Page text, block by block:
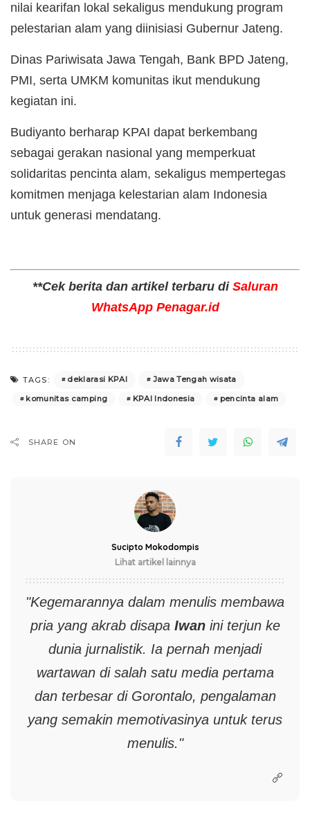
nilai kearifan lokal sekaligus mendukung program
pelestarian alam yang diinisiasi Gubernur Jateng.
Dinas Pariwisata Jawa Tengah, Bank BPD Jateng,
PMI, serta UMKM komunitas ikut mendukung
kegiatan ini.
Budiyanto berharap KPAI dapat berkembang
sebagai gerakan nasional yang memperkuat
solidaritas pencinta alam, sekaligus mempertegas
komitmen menjaga kelestarian alam Indonesia
untuk generasi mendatang.
**Cek berita dan artikel terbaru di Saluran
WhatsApp Penagar.id
TAGS: deklarasi KPAI
Jawa Tengah wisata
komunitas camping
KPAI Indonesia pencinta alam
SHARE ON
Sucipto Mokodompis
Lihat artikel lainnya
"Kegemarannya dalam menulis membawa
pria yang akrab disapa Iwanini terjun ke
dunia jurnalistik. Ia pernah menjadi
wartawan di salah satu media pertama
dan terbesar di Gorontalo, pengalaman
yang semakin memotivasinya untuk terus
menulis."